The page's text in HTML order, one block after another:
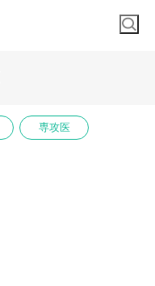
専攻医